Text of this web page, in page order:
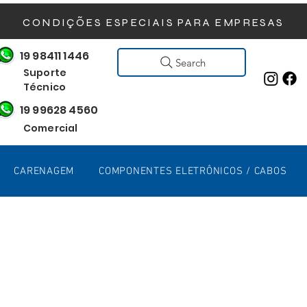
CONDIÇÕES ESPECIAIS PARA EMPRESAS
19 98411 1446
Suporte
Técnico
Search
19 99628 4560
Comercial
CARENAGEM COMPONENTES ELETRÔNICOS / CABOS